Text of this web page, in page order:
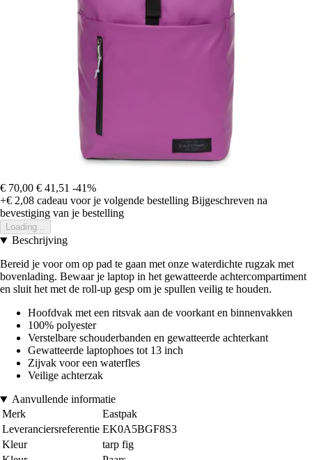
€ 70,00 € 41,51 -41%
+€ 2,08 cadeau voor je volgende bestelling Bijgeschreven na
bevestiging van je bestelling
Loading...
Beschrijving
Bereid je voor om op pad te gaan met onze waterdichte rugzak met
bovenlading. Bewaar je laptop in het gewatteerde achtercompartiment
en sluit het met de roll-up gesp om je spullen veilig te houden.
Hoofdvak met een ritsvak aan de voorkant en binnenvakken
100% polyester
Verstelbare schouderbanden en gewatteerde achterkant
Gewatteerde laptophoes tot 13 inch
Zijvak voor een waterfles
Veilige achterzak
Aanvullende informatie
Merk
Eastpak
Leveranciersreferentie EK0A5BGF8S3
Kleur
tarp fig